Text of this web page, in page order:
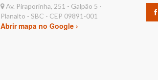
Av. Piraporinha, 251 - Galpão 5 -
Planalto - SBC - CEP 09891-001
Abrir mapa no Google ›